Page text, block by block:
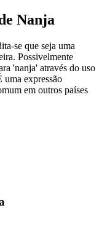
Nanja
se que seja uma
Possivelmente
'nanja' através do uso
uma expressão
em outros países